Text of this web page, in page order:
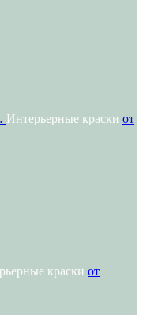
Интерьерные краски от
краски от